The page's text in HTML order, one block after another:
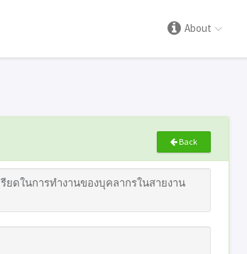
About
Back
ดในการทำงานของบุคลากรในสายงาน